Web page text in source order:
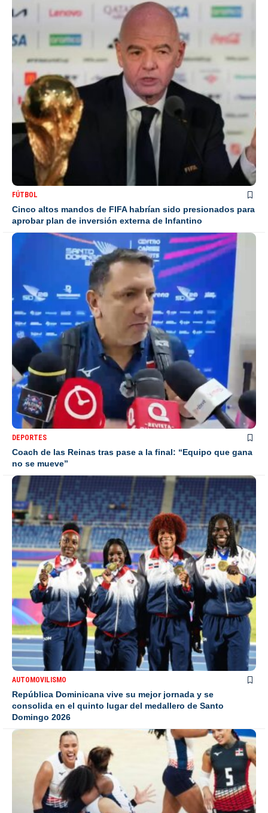
FÚTBOL
Cinco altos mandos de FIFA habrían sido presionados para
aprobar plan de inversión externa de Infantino
DEPORTES
Coach de las Reinas tras pase a la final: “Equipo que gana
no se mueve”
AUTOMOVILISMO
República Dominicana vive su mejor jornada y se
consolida en el quinto lugar del medallero de Santo
Domingo 2026